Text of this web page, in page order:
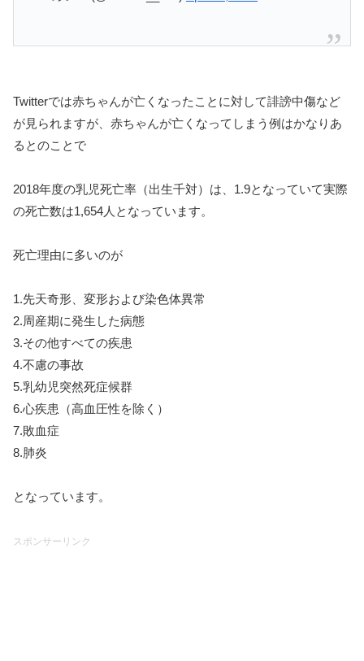
Twitterでは赤ちゃんが亡くなったことに対して誹謗中傷など
が見られますが、赤ちゃんが亡くなってしまう例はかなりあ
るとのことで
2018年度の乳児死亡率（出生千対）は、1.9となっていて実際
の死亡数は1,654人となっています。
死亡理由に多いのが
1.先天奇形、変形および染色体異常
2.周産期に発生した病態
3.その他すべての疾患
4.不慮の事故
5.乳幼児突然死症候群
6.心疾患（高血圧性を除く）
7.敗血症
8.肺炎
となっています。
スポンサーリンク